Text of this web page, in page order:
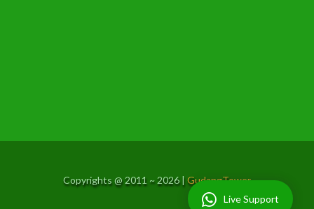
Copyrights @ 2011 ~ 2026 |GudangTower
Live Support